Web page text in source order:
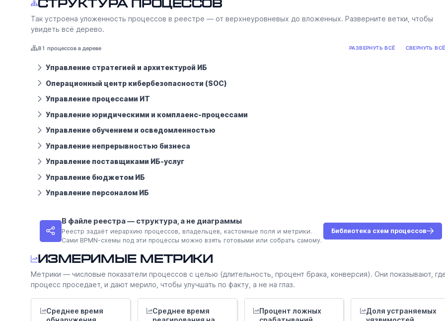
Структура процессов
Так устроена уложенность процессов в реестре — от верхнеуровневых до вложенных. Разверните ветки, чтобы
увидеть всё дерево.
81 процессов в дереве РАЗВЕРНУТЬ ВСЁ СВЕРНУТЬ ВСЁ
Управление стратегией и архитектурой ИБ
Операционный центр кибербезопасности (SOC)
Управление процессами ИТ
Управление юридическими и комплаенс-процессами
Управление обучением и осведомленностью
Управление непрерывностью бизнеса
Управление поставщиками ИБ-услуг
Управление бюджетом ИБ
Управление персоналом ИБ
В файле реестра — структура, а не диаграммы
Реестр задаёт иерархию процессов, владельцев, кастомные поля и метрики.
Сами BPMN-схемы под эти процессы можно взять готовыми или собрать самому.
Библиотека схем процессов
Измеримые метрики
Метрики — числовые показатели процессов с целью (длительность, процент брака, конверсия). Они показывают,
процесс проседает, и дают мерило, чтобы улучшать по факту, а не на глаз.
Среднее время
Среднее время
Процент ложных
Доля устраняемых